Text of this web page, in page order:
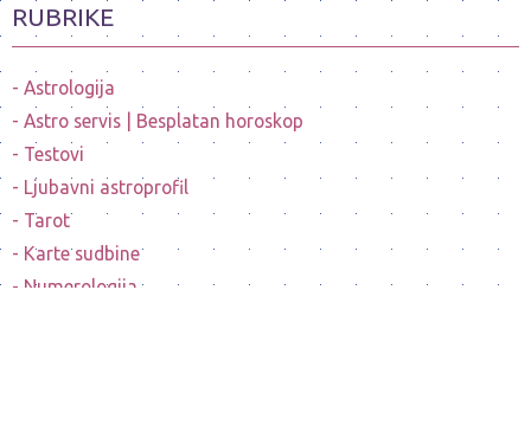
RUBRIKE
Astrologija
Astro servis | Besplatan horoskop
Testovi
Ljubavni astroprofil
Tarot
Karte sudbine
Numerologija